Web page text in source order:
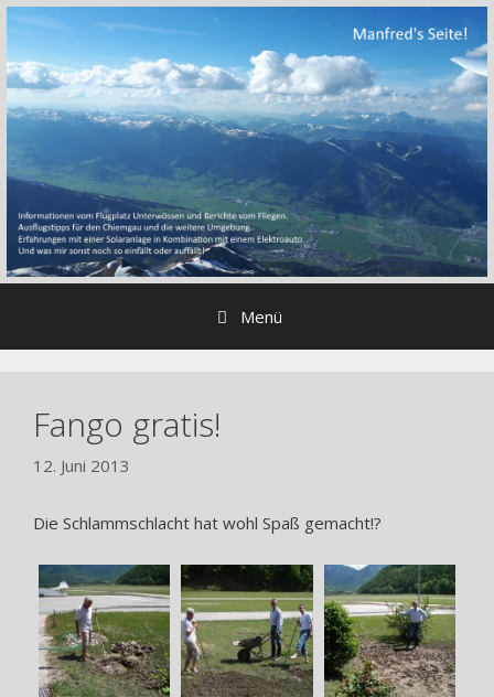
Zum
springen
Menü
Fango gratis!
12. Juni 2013
Die Schlammschlacht hat wohl Spaß gemacht!?